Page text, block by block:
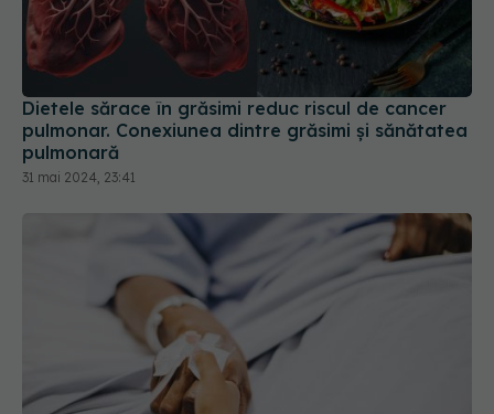
Dietele sărace în grăsimi reduc riscul de cancer
pulmonar. Conexiunea dintre grăsimi și sănătatea
pulmonară
31 mai 2024, 23:41